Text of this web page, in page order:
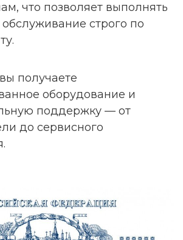
что позволяет выполнять
строго по
получаете
оборудование и
поддержку — от
до сервисного